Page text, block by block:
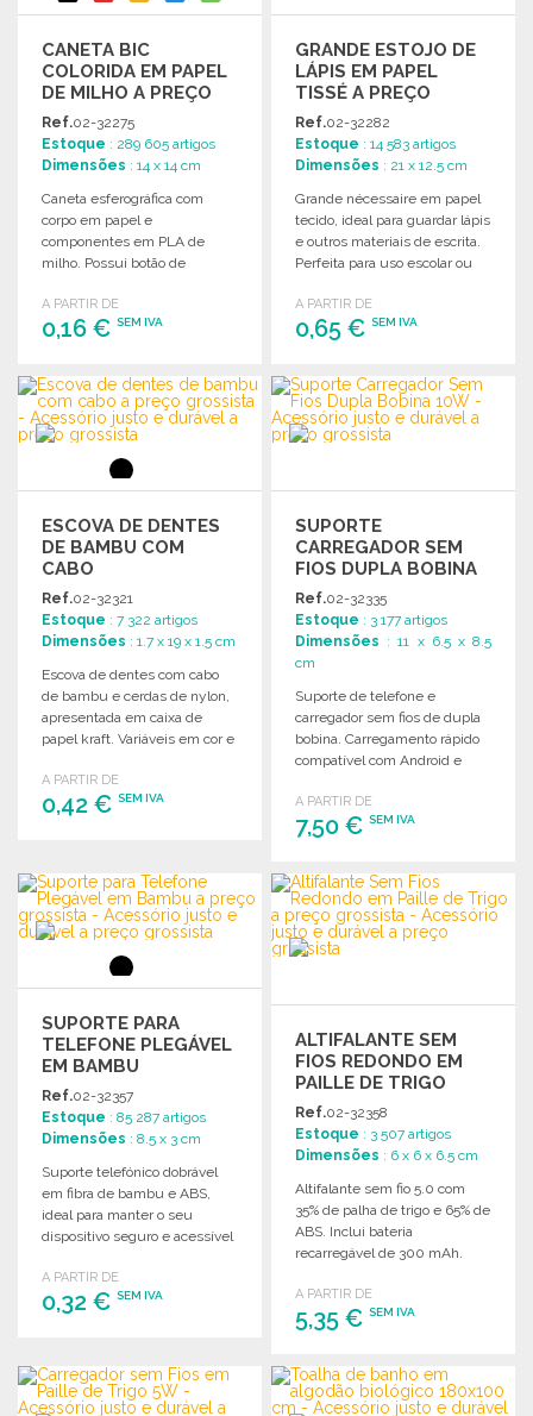
CANETA BIC
COLORIDA EM PAPEL
DE MILHO A PREÇO
GROSSISTA
Ref.02-32275
Estoque : 289 605 artigos
Dimensões : 14 x 14 cm
Caneta esferográfica com
corpo em papel e
componentes em PLA de
milho. Possui botão de
A PARTIR DE
0,16 € SEM IVA
ENCOMENDAR
Solicitar um orçamento
GRANDE ESTOJO DE
LÁPIS EM PAPEL
TISSÉ A PREÇO
GROSSISTA
Ref.02-32282
Estoque : 14 583 artigos
Dimensões : 21 x 12.5 cm
Grande nécessaire em papel
tecido, ideal para guardar lápis
e outros materiais de escrita.
Perfeita para uso escolar ou
A PARTIR DE
0,65 €SEM IVA
ENCOMENDAR
Solicitar um orçamento
ESCOVA DE DENTES
DE BAMBU COM
CABO
Ref.02-32321
Estoque : 7 322 artigos
Dimensões : 1.7 x 19 x 1.5 cm
Escova de dentes com cabo
de bambu e cerdas de nylon,
apresentada em caixa de
papel kraft. Variáveis em cor e
A PARTIR DE
0,42 € SEM IVA
Solicitar um orçamento
SUPORTE
CARREGADOR SEM
FIOS DUPLA BOBINA
10W A PREÇO
GROSSISTA
Ref.02-32335
Estoque : 3 177 artigos
Dimensões : 11 x 6.5 x 8.5
cm
Suporte de telefone e
carregador sem fios de dupla
bobina. Carregamento rápido
compatível com Android e
A PARTIR DE
7,50 €SEM IVA
ENCOMENDAR
Solicitar um orçamento
SUPORTE PARA
TELEFONE PLEGÁVEL
EM BAMBU
Ref.02-32357
Estoque : 85 287 artigos
Dimensões : 8.5 x 3 cm
Suporte telefónico dobrável
em fibra de bambu e ABS,
ideal para manter o seu
dispositivo seguro e acessível
A PARTIR DE
0,32 € SEM IVA
Solicitar um orçamento
ALTIFALANTE SEM
FIOS REDONDO EM
PAILLE DE TRIGO
Ref.02-32358
Estoque : 3 507 artigos
Dimensões : 6 x 6 x 6.5 cm
Altifalante sem fio 5.0 com
35% de palha de trigo e 65% de
ABS. Inclui bateria
recarregável de 300 mAh.
A PARTIR DE
5,35 €SEM IVA
ENCOMENDAR
Solicitar um orçamento